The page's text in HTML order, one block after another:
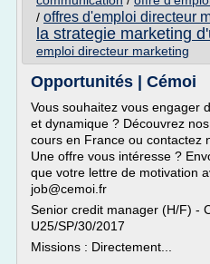
/ offres d'emploi directeur
la strategie marketing
emploi directeur marketing
Opportunités | Cémoi
Vous souhaitez vous engager
et dynamique ? Découvrez
cours en France ou contactez
Une offre vous intéresse ?
que votre lettre de motivation
job@cemoi.fr
Senior credit manager (H/F) -
U25/SP/30/2017
Missions : Directement...